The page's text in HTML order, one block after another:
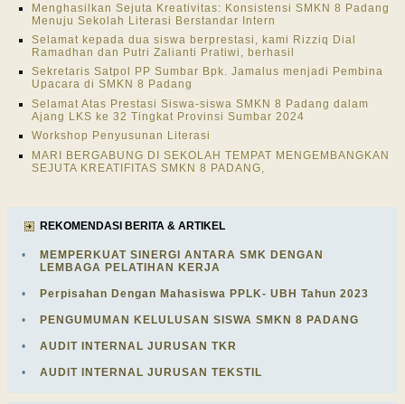
Menghasilkan Sejuta Kreativitas: Konsistensi SMKN 8 Padang
Menuju Sekolah Literasi Berstandar Intern
Selamat kepada dua siswa berprestasi, kami Rizziq Dial
Ramadhan dan Putri Zalianti Pratiwi, berhasil
Sekretaris Satpol PP Sumbar Bpk. Jamalus menjadi Pembina
Upacara di SMKN 8 Padang
Selamat Atas Prestasi Siswa-siswa SMKN 8 Padang dalam
Ajang LKS ke 32 Tingkat Provinsi Sumbar 2024
Workshop Penyusunan Literasi
MARI BERGABUNG DI SEKOLAH TEMPAT MENGEMBANGKAN
SEJUTA KREATIFITAS SMKN 8 PADANG,
REKOMENDASI BERITA & ARTIKEL
•
MEMPERKUAT SINERGI ANTARA SMK DENGAN
LEMBAGA PELATIHAN KERJA
• Perpisahan Dengan Mahasiswa PPLK- UBH Tahun 2023
• PENGUMUMAN KELULUSAN SISWA SMKN 8 PADANG
• AUDIT INTERNAL JURUSAN TKR
• AUDIT INTERNAL JURUSAN TEKSTIL